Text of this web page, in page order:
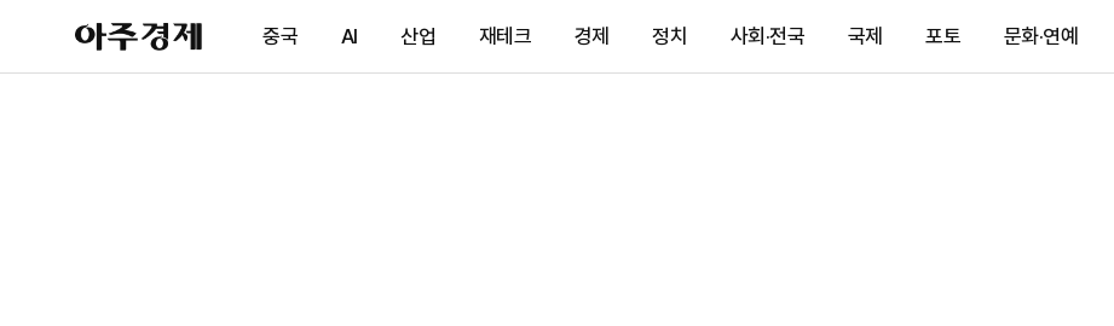
아
주
제
중국 AI 산업 재테크 경제 정치 사회·전국 국제 포토 문화·연예